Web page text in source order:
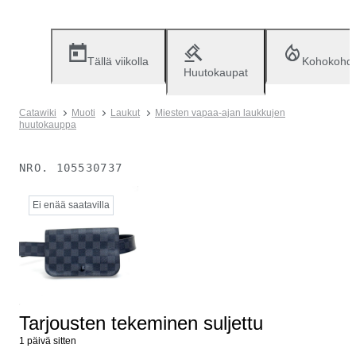
Tällä viikolla
Huutokaupat
Catawiki Muoti Laukut
Miesten vapaa-ajan laukkujen
huutokauppa
NRO. 105530737
Ei enää saatavilla
Tarjousten tekeminen suljettu
1 päivä sitten